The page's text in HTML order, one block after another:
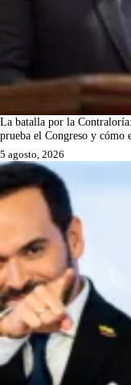
La batalla por la
prueba el Congreso y cómo
5 agosto, 2026